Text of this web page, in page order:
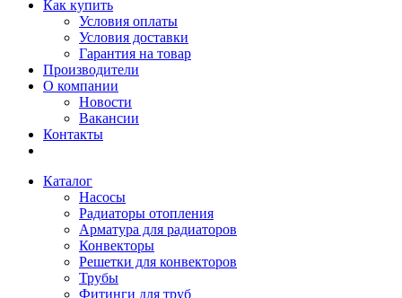
Как купить
Условия оплаты
Условия доставки
Гарантия на товар
Производители
О компании
Новости
Вакансии
Контакты
Каталог
Насосы
Радиаторы отопления
Арматура для радиаторов
Конвекторы
Решетки для конвекторов
Трубы
Фитинги для труб